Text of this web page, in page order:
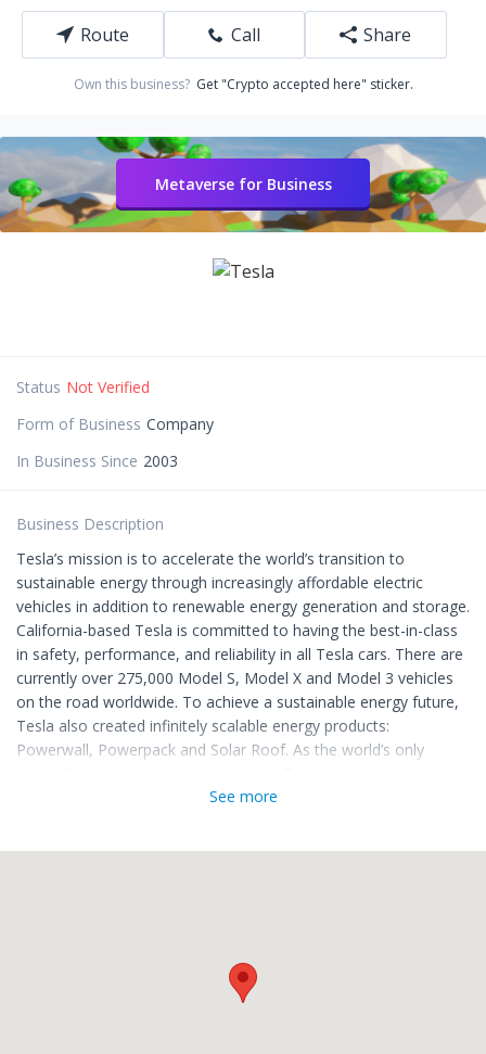
Route Call Share
Own this business? Get "Crypto accepted here" sticker.
Metaverse for Business
Status Not Verified
Form of Business Company
In Business Since 2003
Business Description
Tesla’s mission is to accelerate the world’s transition to
sustainable energy through increasingly affordable electric
vehicles in addition to renewable energy generation and storage.
California-based Tesla is committed to having the best-in-class
in safety, performance, and reliability in all Tesla cars. There are
currently over 275,000 Model S, Model X and Model 3 vehicles
on the road worldwide. To achieve a sustainable energy future,
Tesla also created infinitely scalable energy products:
Powerwall, Powerpack and Solar Roof. As the world’s only
innovate, scale and reduce the costs of commercial and grid-
See more